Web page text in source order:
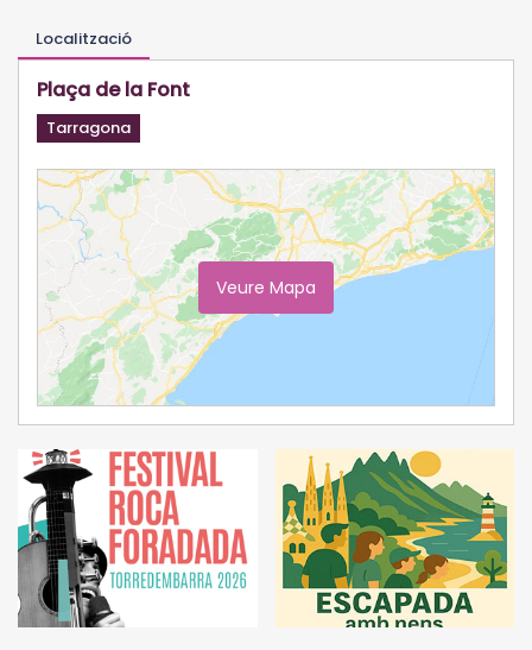
Localització
Plaça de la Font
Tarragona
Veure Mapa